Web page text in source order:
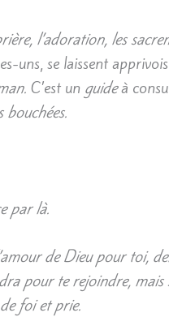
l’adoration, les
uns, se laissent
C’est un guideà
bouchées.
par là.
de Dieu pour toi,
pour te rejoindre,
foi et prie.